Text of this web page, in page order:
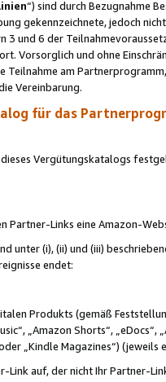
“) sind durch Bezugnahme
gekennzeichnete, jedoch
3 und 6 der
Vorsorglich und ohne
am
Vereinbarung.
für das
Vergütungskatalogs
Partner-Links eine Amazon-
unter (i), (ii) und (iii)
endet:
Produkts (gemäß
„Amazon Shorts“, „eDocs“,
„Kindle Magazines“) (jeweils
auf, der nicht Ihr Partner-